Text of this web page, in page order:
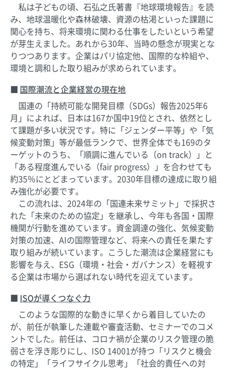
私は子どもの頃、石弘之氏著書『地球環境報告』を読
み、地球温暖化や森林破壊、資源の枯渇といった課題に
関心を持ち、将来環境に関わる仕事をしたいという希望
が芽生えました。あれから30年、当時の懸念が現実とな
りつつあります。企業はパリ協定他、国際的な枠組や、
環境と調和した取り組みが求められています。
国際潮流と企業経営の現在地
国連の「持続可能な開発目標（SDGs）報告2025年6
月」によれば、日本は167か国中19位とされ、依然とし
て課題が多い状況です。特に「ジェンダー平等」や「気
候変動対策」等が最低ランクで、世界全体でも169のタ
ーゲットのうち、「順調に進んでいる（on track）」と
「ある程度進んでいる（fair progress）」を合わせても
約35％にとどまっています。2030年目標の達成に取り組
み強化が必要です。
この流れは、2024年の「国連未来サミット」で採択さ
れた「未来のための協定」を継承し、今年も各国・国際
機関が行動を進めています。資金調達の強化、気候変動
対策の加速、AIの国際管理など、将来への責任を果たす
取り組みが続いています。こうした潮流は企業経営にも
影響を与え、ESG（環境・社会・ガバナンス）を軽視す
る企業は市場から選ばれない時代を迎えています。
ISOが導くつなぐ力
このような国際的な動きに早くから着目していたの
が、前任が執筆した連載や審査活動、セミナーでのコメ
ントでした。前任は、コロナ禍が企業のリスク管理の脆
弱さを浮き彫りにし、ISO 14001が持つ「リスクと機会
の特定」「ライフサイクル思考」「社会的責任への対